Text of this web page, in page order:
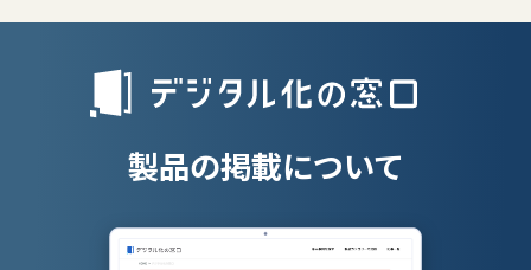
授業支援シス
製品の掲載について